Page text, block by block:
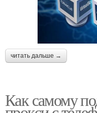
читать дальше →
Как самому